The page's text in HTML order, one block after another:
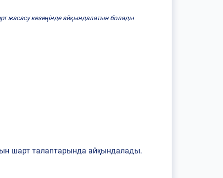
жасасу кезеңінде айқындалатын болады
шарт талаптарында айқындалады.